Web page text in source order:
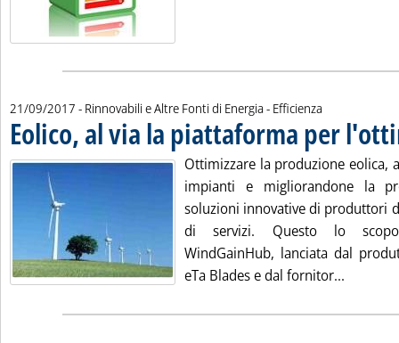
21/09/2017 - Rinnovabili e Altre Fonti di Energia - Efficienza
Eolico, al via la piattaforma per
Ottimizzare la produzione eolica,
impianti e migliorandone la
soluzioni innovative di produttori
di servizi. Questo lo
WindGainHub, lanciata dal
eTa Blades e dal fornitor...